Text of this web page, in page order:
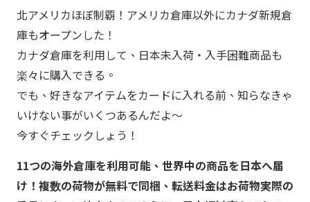
北アメリカほぼ制覇！アメリカ倉庫以外にカナダ新規倉
庫もオープンした！
カナダ倉庫を利用して、日本未入荷・入手困難商品も
楽々に購入できる。
でも、好きなアイテムをカードに入れる前、知らなきゃ
いけない事がいくつあるんだよ～
今すぐチェックしょう！
11つの海外倉庫を利用可能、世界中の商品を日本へ届
け！複数の荷物が無料で同梱、転送料金はお荷物実際の